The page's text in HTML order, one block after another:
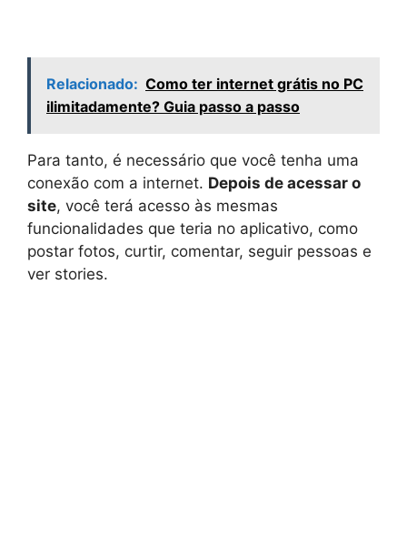
Relacionado: Como ter internet grátis no PC
ilimitadamente? Guia passo a passo
Para tanto, é necessário que você tenha uma
conexão com a internet. Depois de acessar o
site, você terá acesso às mesmas
funcionalidades que teria no aplicativo, como
postar fotos, curtir, comentar, seguir pessoas e
ver stories.